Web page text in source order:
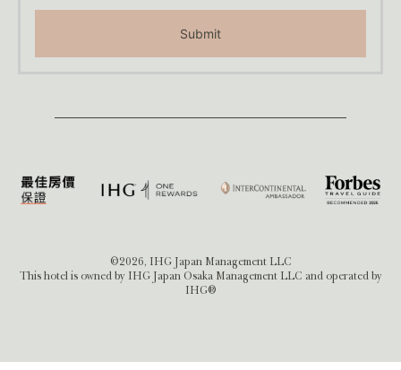
Submit
©2026, IHG Japan Management LLC
This hotel is owned by IHG Japan Osaka Management LLC and operated by
IHG®